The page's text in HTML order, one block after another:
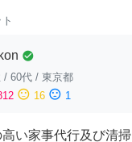
check_circle
/ 60代 / 東京都
sentiment_neutral 16 sentiment_dissatisfied 1
い家事代行及び清掃